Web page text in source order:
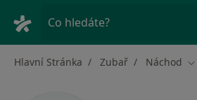
Co hledáte?
Hlavní Stránka Zubař Náchod